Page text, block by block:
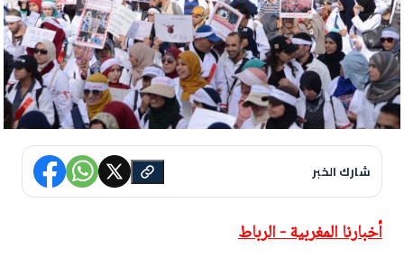
شارك الخبر
أخبارنا المغربية - الرباط